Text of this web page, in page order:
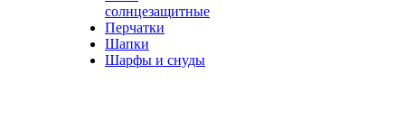
солнцезащитные
Перчатки
Шапки
Шарфы и снуды